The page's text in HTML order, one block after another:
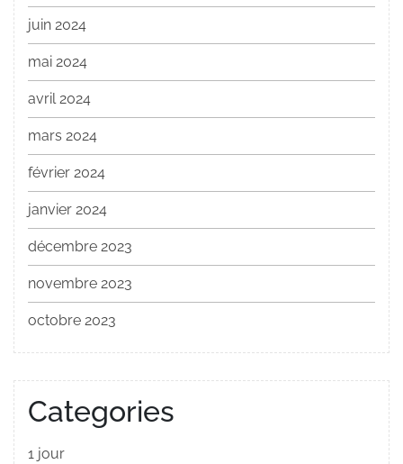
juin 2024
mai 2024
avril 2024
mars 2024
février 2024
janvier 2024
décembre 2023
novembre 2023
octobre 2023
Categories
1 jour